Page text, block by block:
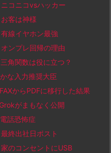
コニコvsハッカー
客は神様
線イヤホン最強
ンプレ回帰の理由
角関数は役に立つ？
な入力推奨大臣
からPDFに移行した結果
がまもなく公開
話恐怖症
終出社日ポスト
のコンセントにUSB